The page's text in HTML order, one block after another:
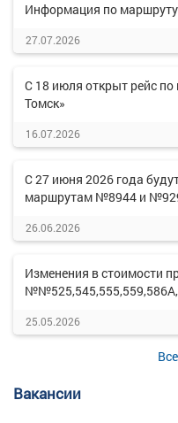
Информация по
27.07.2026
С 18 июля открыт рейс
Томск»
16.07.2026
С 27 июня 2026 года
маршрутам №8944 и
26.06.2026
Изменения в стоимости
25.05.2026
Вакансии